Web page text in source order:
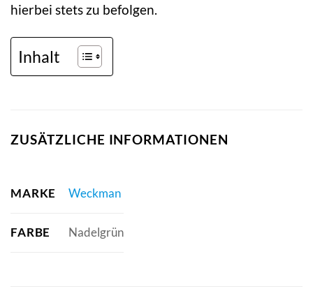
hierbei stets zu befolgen.
Inhalt
ZUSÄTZLICHE INFORMATIONEN
MARKE Weckman
FARBE Nadelgrün